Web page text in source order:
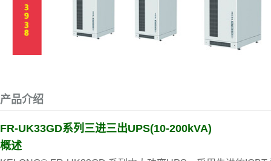
产品介绍
FR-UK33GD系列三进三出UPS(10-200kVA)
概述